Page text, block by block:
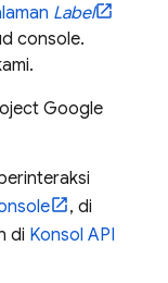
Label
console.
Google
, di
di Konsol API